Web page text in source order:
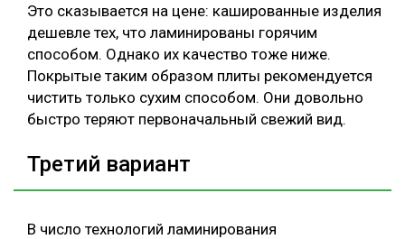
Это сказывается на цене: кашированные изделия
дешевле тех, что ламинированы горячим
способом. Однако их качество тоже ниже.
Покрытые таким образом плиты рекомендуется
чистить только сухим способом. Они довольно
быстро теряют первоначальный свежий вид.
Третий вариант
В число технологий ламинирования